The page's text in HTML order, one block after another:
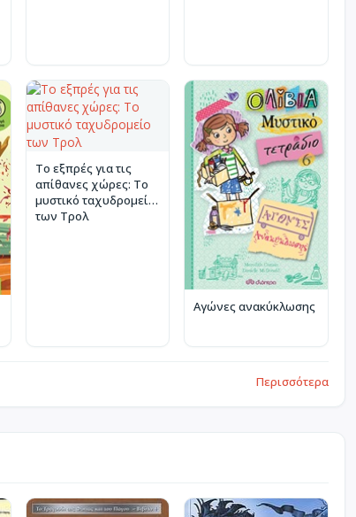
Το εξπρές για τις
απίθανες χώρες: Το
μυστικό ταχυδρομείο
των Τρολ
Αγώνες ανακύκλωσης
Περισσότερα